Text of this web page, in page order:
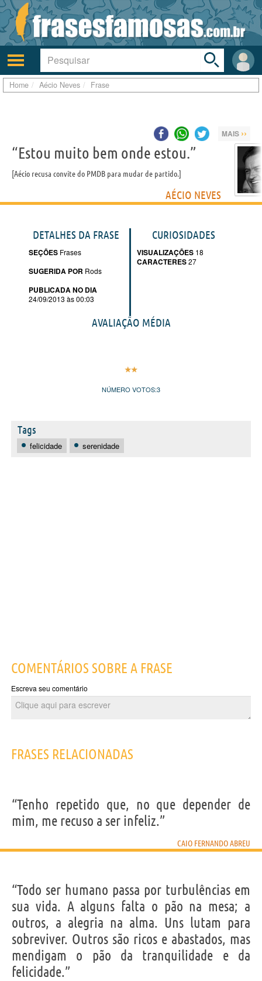
Ativar/desativar
a
navegação
Área
do
Toggle
search
bar
Home Aécio Neves Frase
MAIS ››
“Estou muito bem onde estou.”
Aécio recusa convite do PMDB para mudar de partido.
AÉCIO NEVES
DETALHES DA FRASE
SEÇÕES Frases
SUGERIDA POR Rods
PUBLICADA NO DIA
24/09/2013 às 00:03
CURIOSIDADES
VISUALIZAÇÕES 18
CARACTERES27
AVALIAÇÃO MÉDIA
NÚMERO VOTOS:3
Tags
felicidade serenidade
COMENTÁRIOS SOBRE A FRASE
Escreva seu comentário
FRASES RELACIONADAS
“Tenho repetido que, no que depender de
mim, me recuso a ser infeliz.”
CAIO FERNANDO ABREU
“Todo ser humano passa por turbulências em
sua vida. A alguns falta o pão na mesa; a
outros, a alegria na alma. Uns lutam para
sobreviver. Outros são ricos e abastados, mas
mendigam o pão da tranquilidade e da
felicidade.”